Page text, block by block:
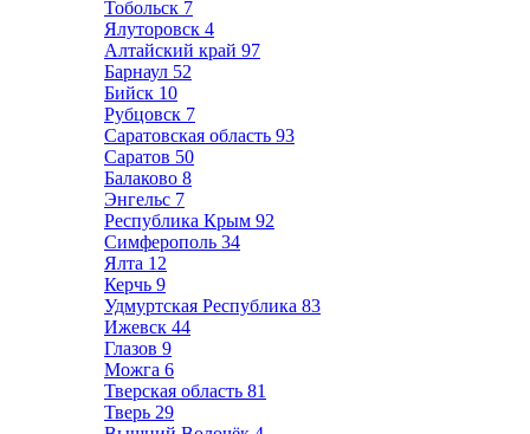
Тобольск 7
Ялуторовск 4
Алтайский край 97
Барнаул 52
Бийск 10
Рубцовск 7
Саратовская область 93
Саратов 50
Балаково 8
Энгельс 7
Республика Крым 92
Симферополь 34
Ялта 12
Керчь 9
Удмуртская Республика 83
Ижевск 44
Глазов 9
Можга 6
Тверская область 81
Тверь 29